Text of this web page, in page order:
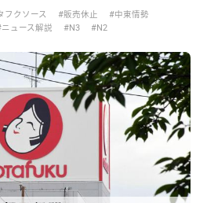
フクソース #販売休止
#中東情勢
ュース解説 #N3 #N2